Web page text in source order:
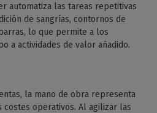
automatiza las tareas repetitivas
de sangrías, contornos de
lo que permite a los
a actividades de valor añadido.
la mano de obra representa
operativos. Al agilizar las